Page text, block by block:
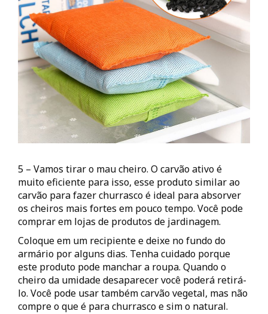
5 – Vamos tirar o mau cheiro. O carvão ativo é
muito eficiente para isso, esse produto similar ao
carvão para fazer churrasco é ideal para absorver
os cheiros mais fortes em pouco tempo. Você pode
comprar em lojas de produtos de jardinagem.
Coloque em um recipiente e deixe no fundo do
armário por alguns dias. Tenha cuidado porque
este produto pode manchar a roupa. Quando o
cheiro da umidade desaparecer você poderá retirá-
lo. Você pode usar também carvão vegetal, mas não
compre o que é para churrasco e sim o natural.